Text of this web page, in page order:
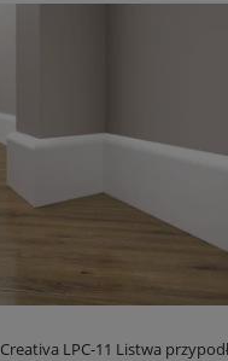
Creativa LPC-11 Listwa